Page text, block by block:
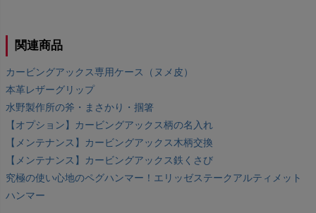
関連商品
カービングアックス専用ケース（ヌメ皮）
本革レザーグリップ
水野製作所の斧・まさかり・掴箸
【オプション】カービングアックス柄の名入れ
【メンテナンス】カービングアックス木柄交換
【メンテナンス】カービングアックス鉄くさび
究極の使い心地のペグハンマー！エリッゼステークアルティメット
ハンマー